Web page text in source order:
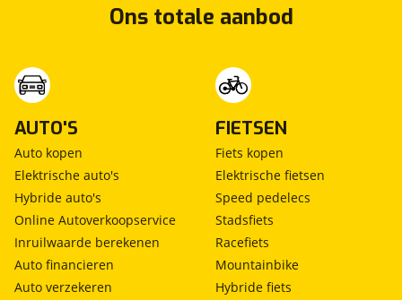
Ons totale aanbod
AUTO'S
Auto kopen
Elektrische auto's
Hybride auto's
Online Autoverkoopservice
Inruilwaarde berekenen
Auto financieren
Auto verzekeren
FIETSEN
Fiets kopen
Elektrische fietsen
Speed pedelecs
Stadsfiets
Racefiets
Mountainbike
Hybride fiets